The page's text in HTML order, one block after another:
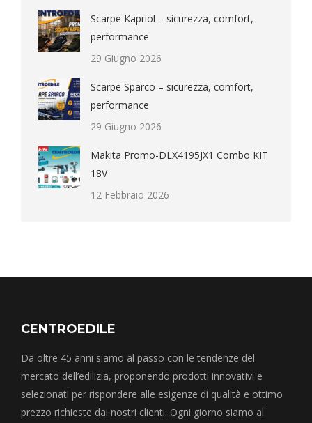
Scarpe Kapriol – sicurezza, comfort,
performance
29 Giugno 2026
Scarpe Sparco – sicurezza, comfort,
performance
29 Giugno 2026
Makita Promo-DLX4195JX1 Combo KIT
18V
12 Febbraio 2026
CENTROEDILE
Da oltre 45 anni siamo al passo con le tendenze del
mercato dell’edilizia, proponendo prodotti innovativi e
selezionati per rispondere alle esigenze di qualità e ottimo
prezzo richieste dai nostri clienti. Ogni giorno siamo al